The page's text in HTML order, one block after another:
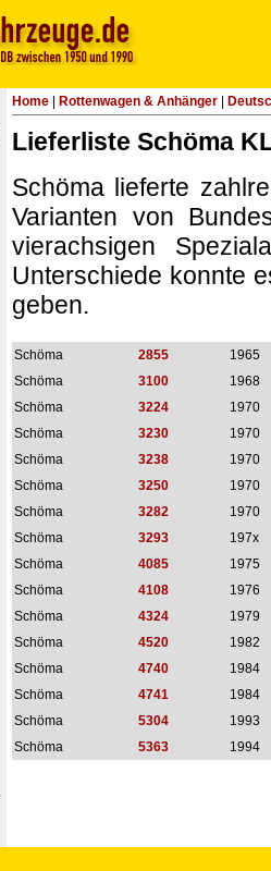
Home Rottenwagen & Anhänger
Lieferliste Schöma
Schöma lieferte
Varianten von
vierachsigen
Unterschiede konnte
geben.
Schöma 2855
1965
Schöma
3100
1968
Schöma
3224
1970
Schöma
3230
1970
Schöma
3238
1970
Schöma
3250
1970
Schöma
3282
1970
Schöma
3293
197x
Schöma
4085
1975
Schöma
4108
1976
Schöma
4324
1979
Schöma
4520
1982
Schöma
4740
1984
Schöma
4741
1984
Schöma
5304
1993
Schöma
5363 1994